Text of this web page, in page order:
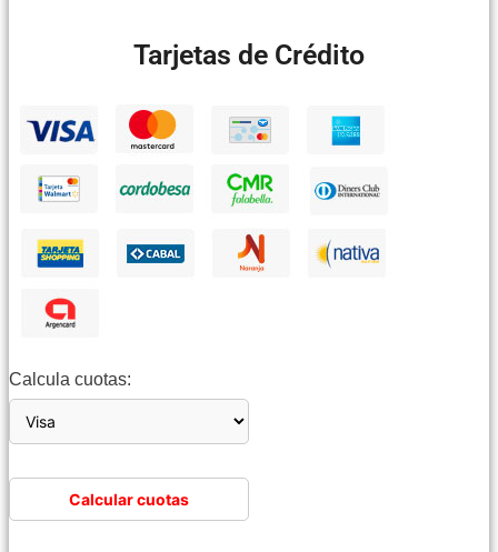
Tarjetas de Crédito
Calcula cuotas:
Calcular cuotas